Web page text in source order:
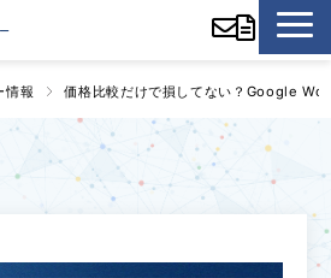
情報 価格比較だけで損してない？Google